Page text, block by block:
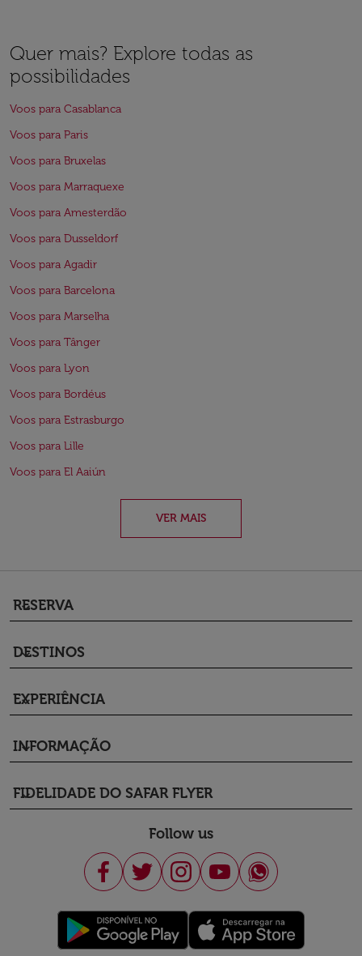
Quer mais? Explore todas as
possibilidades
Voos para Casablanca
Voos para Paris
Voos para Bruxelas
Voos para Marraquexe
Voos para Amesterdão
Voos para Dusseldorf
Voos para Agadir
Voos para Barcelona
Voos para Marselha
Voos para Tânger
Voos para Lyon
Voos para Bordéus
Voos para Estrasburgo
Voos para Lille
Voos para El Aaiún
VER MAIS
RESERVA
keyboard_arrow_down
DESTINOS
keyboard_arrow_down
EXPERIÊNCIA
keyboard_arrow_down
INFORMAÇÃO
keyboard_arrow_down
FIDELIDADE DO SAFAR FLYER
keyboard_arrow_down
Follow us